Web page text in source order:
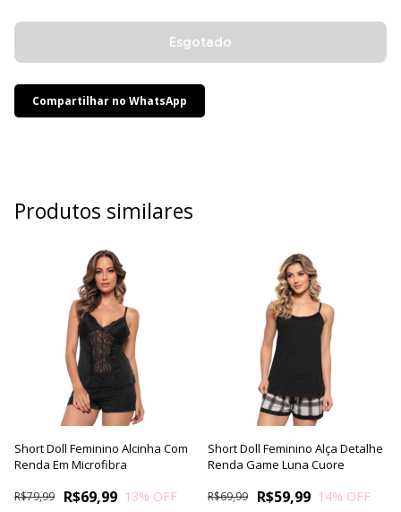
Compartilhar no WhatsApp
Produtos similares
Short Doll Feminino Alcinha Com
Renda Em Microfibra
R$69,99
R$79,99 13% OFF
Short Doll Feminino Alça Detalhe
Renda Game Luna Cuore
R$59,99
R$69,99 14% OFF